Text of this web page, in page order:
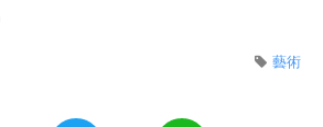
藝術